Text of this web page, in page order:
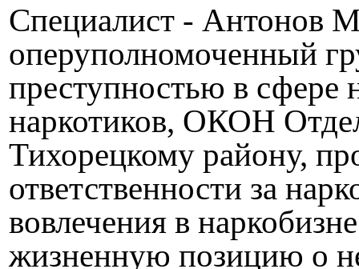
Специалист - Антонов
оперуполномоченный
преступностью в сфере
наркотиков, ОКОН
Тихорецкому району,
ответственности за
вовлечения в
жизненную позицию о